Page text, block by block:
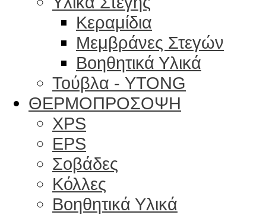
Κεραμίδια
Μεμβράνες Στεγών
Βοηθητικά Υλικά
Τούβλα - YTONG
ΘΕΡΜΟΠΡΟΣΟΨΗ
XPS
EPS
Σοβάδες
Κόλλες
Βοηθητικά Υλικά